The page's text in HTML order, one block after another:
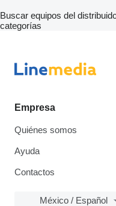
Buscar equipos del
categorías
Empresa
Quiénes somos
Ayuda
Contactos
México / Español